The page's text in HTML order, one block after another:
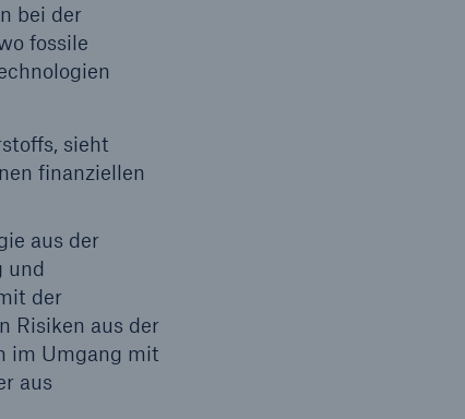
bei der
fossile
sieht
finanziellen
aus der
und
der
Risiken aus der
im Umgang mit
aus